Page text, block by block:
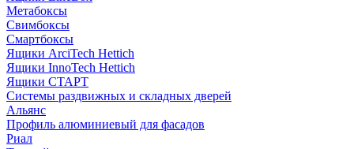
Метабоксы
Свимбоксы
Смартбоксы
Ящики ArciTech Hettich
Ящики InnoTech Hettich
Ящики СТАРТ
Системы раздвижных и складных дверей
Альянс
Профиль алюминиевый для фасадов
Риал